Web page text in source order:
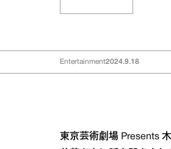
Entertainment2024.9.18
東京芸術劇場 Presents